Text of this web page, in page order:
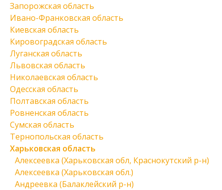
Запорожская область
Ивано-Франковская область
Киевская область
Кировоградская область
Луганская область
Львовская область
Николаевская область
Одесская область
Полтавская область
Ровненская область
Сумская область
Тернопольская область
Харьковская область
Алексеевка (Харьковская обл, Краснокутский р-н)
Алексеевка (Харьковская обл.)
Андреевка (Балаклейский р-н)